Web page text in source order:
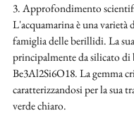
3. Approfondimento
L'acquamarina è una
famiglia delle berillidi. La
principalmente da silicato
Be3Al2Si6O18. La gemma
caratterizzandosi per la sua
verde chiaro.